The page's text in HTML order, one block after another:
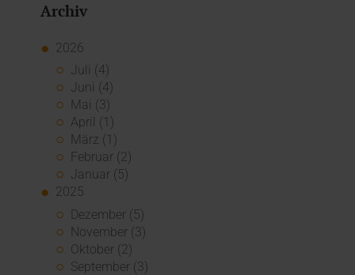
Archiv
2026
Juli (4)
Juni (4)
Mai (3)
April (1)
März (1)
Februar (2)
Januar (5)
2025
Dezember (5)
November (3)
Oktober (2)
September (3)